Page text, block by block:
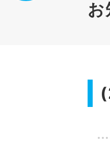
青
English Guideお